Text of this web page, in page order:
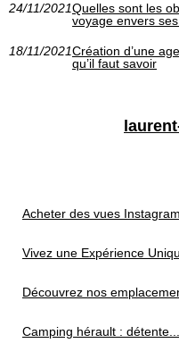
24/11/2021Quelles sont les
voyage envers
18/11/2021Création d’une
qu’il faut savoir
Acheter des vues
Vivez une Expérience
Découvrez nos
Camping hérault : détente...